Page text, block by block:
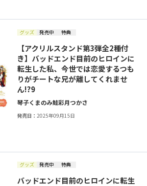
グッズ 発売中 特典
【アクリルスタンド第3弾全2種付
き】バッドエンド目前のヒロインに
転生した私、今世では恋愛するつも
りがチートな兄が離してくれませ
ん!?9
琴子くまのみ鮭彩月つかさ
発売日：2025年09月15日
グッズ 発売中 特典
バッドエンド目前のヒロインに転生